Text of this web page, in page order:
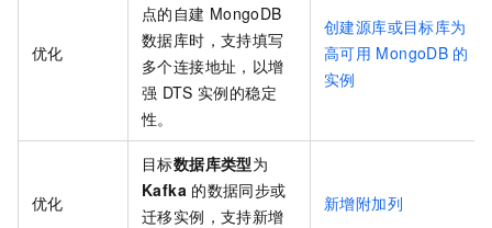
优化
点的自建 MongoDB
数据库时，支持填写
多个连接地址，以增
强 DTS 实例的稳定
性。
创建源库或目标库为
高可用 MongoDB 的
实例
优化
目标数据库类型为
Kafka 的数据同步或
迁移实例，支持新增
新增附加列